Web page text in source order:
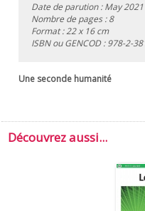
Date de parution : May 2021
Nombre de pages : 8
Format : 22 x 16 cm
ISBN ou GENCOD :978-2-
Une seconde humanité
Découvrez aussi...